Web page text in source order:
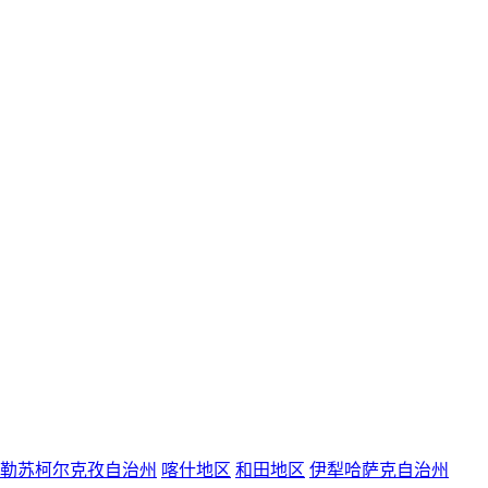
苏柯尔克孜自治州 喀什地区 和田地区 伊犁哈萨克自治州